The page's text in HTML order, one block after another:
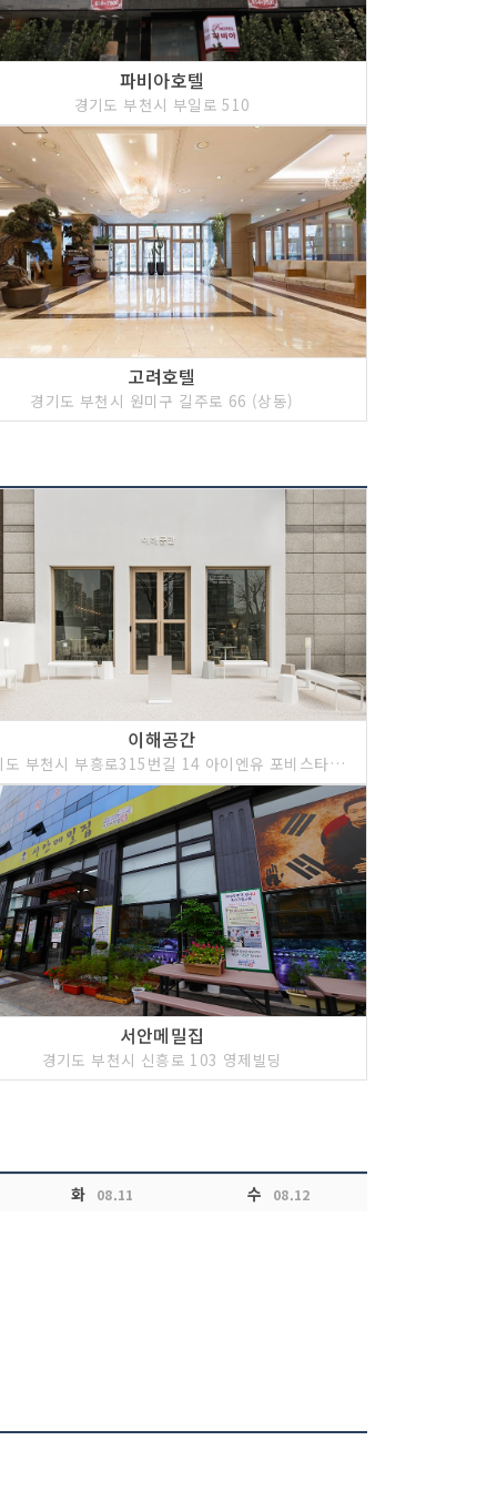
파비아호텔
경기도 부천시 부일로 510
고려호텔
경기도 부천시 원미구 길주로 66 (상동)
이해공간
경기도 부천시 부흥로315번길 14 아이엔유 포비스타 오피스텔
서안메밀집
경기도 부천시 신흥로 103 영제빌딩
화 08.11 수 08.12